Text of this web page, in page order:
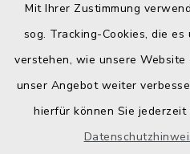
Mit Ihrer Zustimmung
sog. Tracking-Cookies, die
verstehen, wie unsere
unser Angebot weiter
hierfür können Sie
Bodenrichtwerte